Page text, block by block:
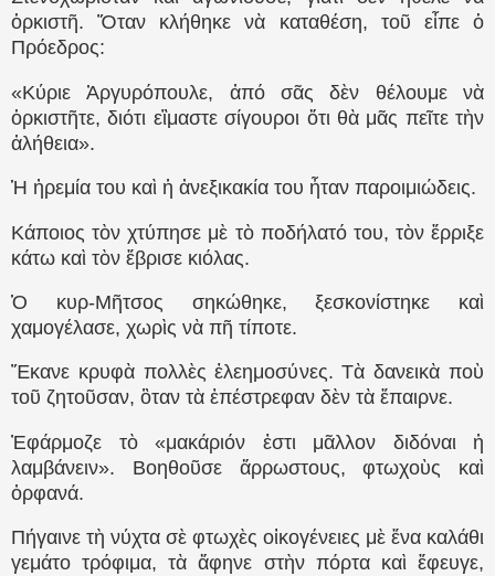
ὁρκιστῆ. Ὅταν κλήθηκε νὰ καταθέση, τοῦ εἶπε ὁ
Πρόεδρος:
«Κύριε Ἀργυρόπουλε, ἀπό σᾶς δὲν θέλουμε νὰ
ὁρκιστῆτε, διότι εἲμαστε σίγουροι ὅτι θὰ μᾶς πεῖτε τὴν
ἀλήθεια».
Ἡ ἠρεμία του καὶ ἡ ἀνεξικακία του ἦταν παροιμιώδεις.
Κάποιος τὸν χτύπησε μὲ τὸ ποδήλατό του, τὸν ἔρριξε
κάτω καὶ τὸν ἔβρισε κιόλας.
Ὁ κυρ-Μῆτσος σηκώθηκε, ξεσκονίστηκε καὶ
χαμογέλασε, χωρὶς νὰ πῆ τίποτε.
Ἔκανε κρυφὰ πολλὲς ἐλεημοσύνες. Τὰ δανεικὰ ποὺ
τοῦ ζητοῦσαν, ὃταν τὰ ἐπέστρεφαν δὲν τὰ ἔπαιρνε.
Ἐφάρμοζε τὸ «μακάριόν ἐστι μᾶλλον διδόναι ἡ
λαμβάνειν». Βοηθοῦσε ἄρρωστους, φτωχοὺς καὶ
ὀρφανά.
Πήγαινε τὴ νύχτα σὲ φτωχὲς οἰκογένειες μὲ ἕνα καλάθι
γεμάτο τρόφιμα, τὰ ἄφηνε στὴν πόρτα καὶ ἔφευγε,